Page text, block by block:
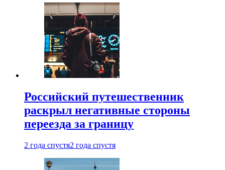
Российский путешественник
раскрыл негативные стороны
переезда за границу
2 года спустя2 года спустя